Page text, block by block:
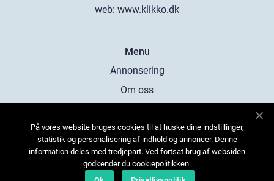
web: www.klikko.dk
Menu
Annonsering
Om oss
Kontakta oss
Sitemap
På vores website bruges cookies til at huske dine indstillinger,
statistik og personalisering af indhold og annoncer. Denne
information deles med tredjepart. Ved fortsat brug af websiden
godkender du cookiepolitikken.